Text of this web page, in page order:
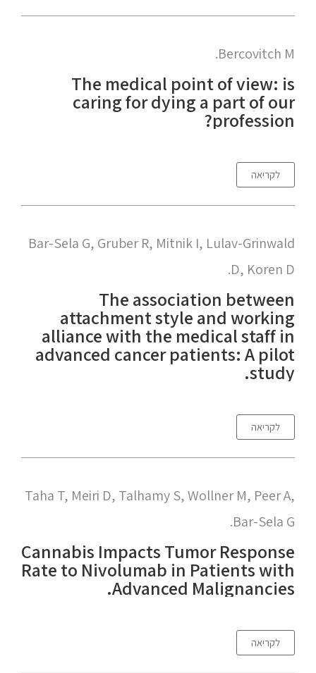
Bercovitch M.
The medical point of view: is
caring for dying a part of our
profession?
לקריאה
Bar-Sela G, Gruber R, Mitnik I, Lulav-Grinwald
D, Koren D.
The association between
attachment style and working
alliance with the medical staff in
advanced cancer patients: A pilot
study.
לקריאה
Taha T, Meiri D, Talhamy S, Wollner M, Peer A,
Bar-Sela G.
Cannabis Impacts Tumor Response
Rate to Nivolumab in Patients with
Advanced Malignancies.
לקריאה